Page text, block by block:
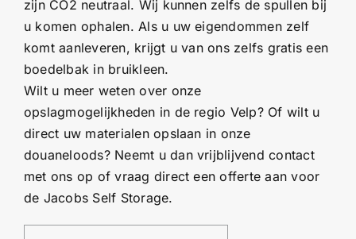
zijn CO2 neutraal. Wij kunnen zelfs de spullen bij
u komen ophalen. Als u uw eigendommen zelf
komt aanleveren, krijgt u van ons zelfs gratis een
boedelbak in bruikleen.
Wilt u meer weten over onze
opslagmogelijkheden in de regio Velp? Of wilt u
direct uw materialen opslaan in onze
douaneloods? Neemt u dan vrijblijvend contact
met ons op of vraag direct een offerte aan voor
de Jacobs Self Storage.